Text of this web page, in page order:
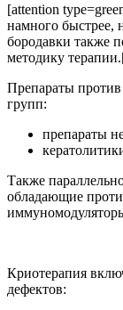
[attention
намного быстрее,
бородавки также
методику
Препараты против
групп:
препараты
Также
обладающие
Криотерапия
дефектов: